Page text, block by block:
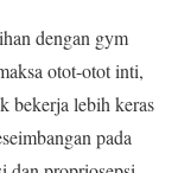
dengan gym
otot-otot inti,
bekerja lebih keras
pada